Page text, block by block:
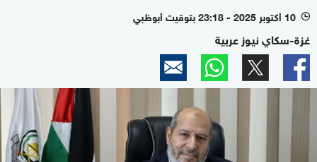
l 10 أكتوبر 2025 - 23:18 بتوقيت أبوظبي
غزة-سكاي نيوز عربية